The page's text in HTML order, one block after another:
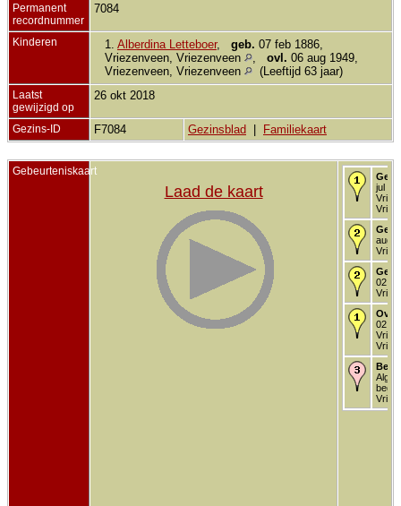
Permanent
recordnummer
7084
Kinderen 1. Alberdina Letteboer, geb. 07 feb 1886,
Vriezenveen, Vriezenveen
ovl. 06 aug 1949,
Vriezenveen, Vriezenveen
(Leeftijd 63 jaar)
Laatst
gewijzigd op
26 okt 2018
Gezins-ID F7084 Gezinsblad Familiekaart
Gebeurteniskaart
Laad de kaart
jul
aug
02
02
Alg.